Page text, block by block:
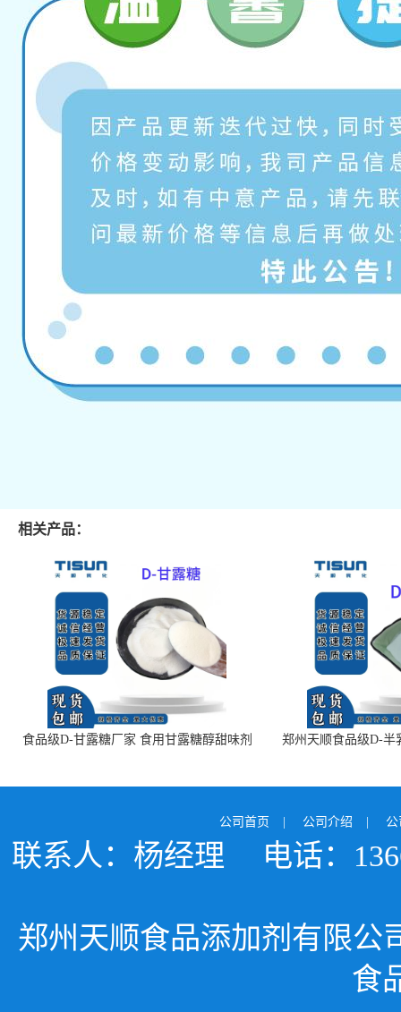
相关产品：
食品级D-甘露糖厂家 食用甘露糖醇甜味剂
郑州天顺食品级D-半
公司首页 | 公司介绍 |
联系人：杨经理 电话：
郑州天顺食品添加剂有限公
食